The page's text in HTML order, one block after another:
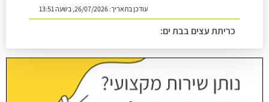
עודכן בתאריך:26/07/2026, בשעה 13:51
כריתת עצים בבת ים:
עודכן בתאריך:26/07/2026, בשעה 14:08